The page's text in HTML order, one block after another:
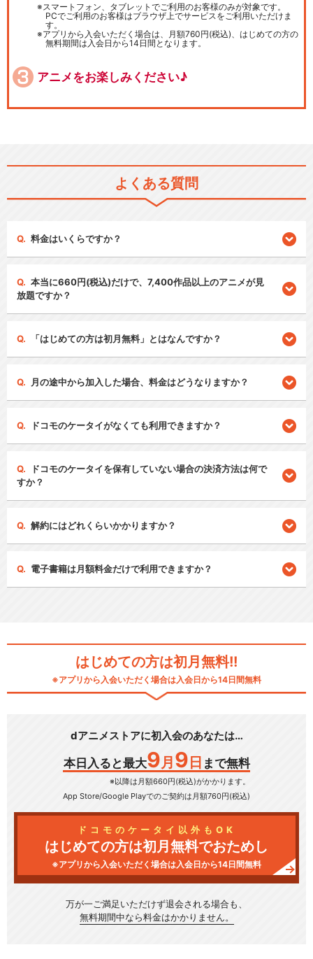
スマートフォン、タブレットでご利用のお客様のみが対象です。
PCでご利用のお客様はブラウザ上でサービスをご利用いただけま
す。
アプリから入会いただく場合は、月額760円(税込)、はじめての方の
無料期間は入会日から14日間となります。
アニメをお楽しみください♪
よくある質問
料金はいくらですか？
本当に660円(税込)だけで、7,400作品以上のアニメが見
放題ですか？
「はじめての方は初月無料」とはなんですか？
月の途中から加入した場合、料金はどうなりますか？
ドコモのケータイがなくても利用できますか？
ドコモのケータイを保有していない場合の決済方法は何で
すか？
解約にはどれくらいかかりますか？
電子書籍は月額料金だけで利用できますか？
はじめての方は初月無料!!
※アプリから入会いただく場合は入会日から14日間無料
dアニメストアに初入会のあなたは…
本日入ると最大9 月 9 日 まで無料
※以降は月額660円(税込)がかかります。
App Store/Google Playでのご契約は月額760円(税込)
ドコモのケータイ以外もOK
はじめての方は初月無料でおためし
※アプリから入会いただく場合は入会日から14日間無料
万が一ご満足いただけず退会される場合も、
無料期間中なら料金はかかりません。